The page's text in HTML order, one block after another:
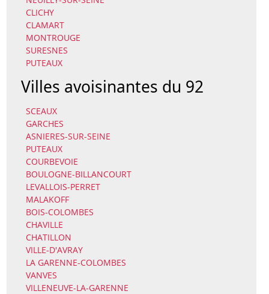
CLICHY
CLAMART
MONTROUGE
SURESNES
PUTEAUX
Villes avoisinantes du 92
SCEAUX
GARCHES
ASNIERES-SUR-SEINE
PUTEAUX
COURBEVOIE
BOULOGNE-BILLANCOURT
LEVALLOIS-PERRET
MALAKOFF
BOIS-COLOMBES
CHAVILLE
CHATILLON
VILLE-D'AVRAY
LA GARENNE-COLOMBES
VANVES
VILLENEUVE-LA-GARENNE